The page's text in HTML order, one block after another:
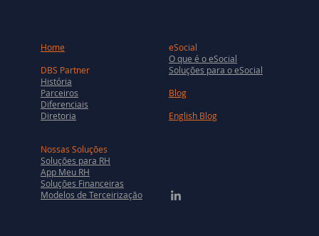
Home
DBS Partner
História
Parceiros
Diferenciais
Diretoria
eSocial
O que é o eSocial
Soluções para o eSocial
Blog
English Blog
Nossas Soluções
Soluções para RH
App Meu RH
Soluções Financeiras
Modelos de Terceirização